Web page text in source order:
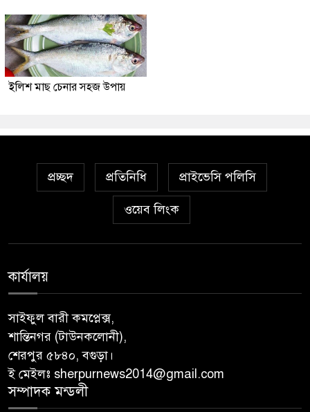
ইলিশ মাছ চেনার সহজ উপায়
প্রচ্ছদ প্রতিনিধি প্রাইভেসি পলিসি
ওয়েব লিংক
কার্যালয়
সাইফুল বারী কমপ্লেক্স,
শান্তিনগর (টাউনকলোনী),
শেরপুর ৫৮৪০, বগুড়া।
ই মেইলঃ sherpurnews2014@gmail.com
সম্পাদক মন্ডলী